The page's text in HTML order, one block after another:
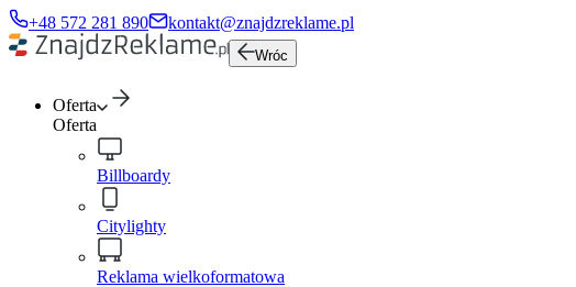
+48 572 281 890 kontakt@znajdzreklame.pl
Wróc
Oferta
Oferta
Billboardy
Citylighty
Reklama wielkoformatowa